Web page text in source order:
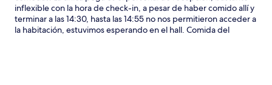
inflexible con la hora de check-in, a pesar de haber comido allí y
terminar a las 14:30, hasta las 14:55 no nos permitieron acceder a
la habitación, estuvimos esperando en el hall. Comida del